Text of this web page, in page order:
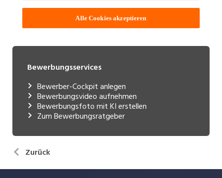
Bewerbungsservices
Bewerber-Cockpit anlegen
Bewerbungsvideo aufnehmen
Bewerbungsfoto mit KI erstellen
Zum Bewerbungsratgeber
Zurück